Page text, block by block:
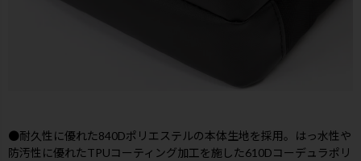
●耐久性に優れた840Dポリエステルの本体生地を採用。はっ水性や
防汚性に優れたTPUコーティング加工を施した610Dコーデュラポリ